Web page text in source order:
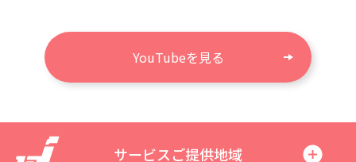
YouTubeを見る
サービスご提供地域